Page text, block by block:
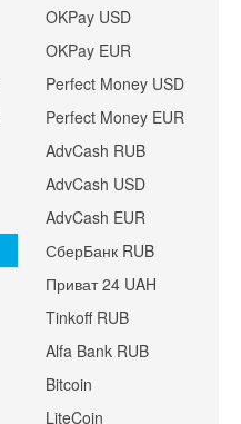
OKPay USD
OKPay EUR
Perfect Money USD
Perfect Money EUR
AdvCash RUB
AdvCash USD
AdvCash EUR
СберБанк RUB
Приват 24 UAH
Tinkoff RUB
Alfa Bank RUB
Bitcoin
LiteCoin